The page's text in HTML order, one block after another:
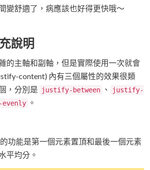
變舒適了，病應該也好得更快哦～
說明
的主軸和副軸，但是實際使用一次就會
content) 內有三個屬性的效果很類
，分別是
justify-between 、
justify-
。
的功能是第一個元素置頂和最後一個元素
平均分。